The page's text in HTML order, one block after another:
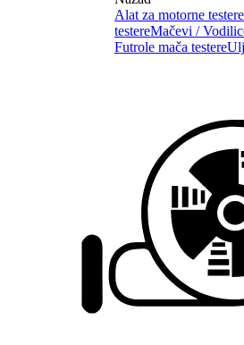
Alat za motorne testere
testereMačevi /
Futrole mača testere